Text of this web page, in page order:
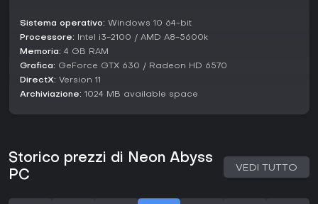
Vale la pena giocarci?
Per gli appassionati di roguelite che amano azione caotica
e personalizzazione profonda, Neon Abyss regala
un'esperienza avvincente tra shooting, platforming e
progressione. I giocatori ne lodano le sinergie divertenti e la
rigiocabilità, pur notando qualche ripetitività nelle sessioni
cerca run rapide e intense o immersioni strategiche più
Sistema operativo: Windows 10 64-bit
Processore: Intel i3-2100 / AMD A8-5600k
Memoria: 4 GB RAM
Grafica: GeForce GTX 630 / Radeon HD 6570
DirectX: Version 11
Archiviazione: 1024 MB available space
Storico prezzi di Neon Abyss
PC
VEDI TUTTO